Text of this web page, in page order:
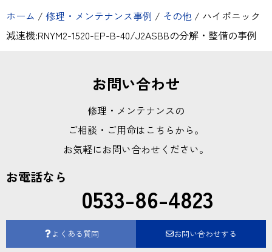
ホーム / 修理・メンテナンス事例 / その他 / ハイポニック
減速機:RNYM2-1520-EP-B-40/J2ASBBの分解・整備の事例
お問い合わせ
修理・メンテナンスの
ご相談・ご用命はこちらから。
お気軽にお問い合わせください。
お電話なら
0533-86-4823
よくある質問 お問い合わせする